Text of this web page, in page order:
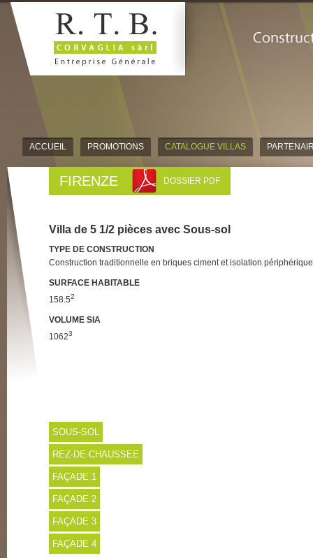
ACCUEIL PROMOTIONS CATALOGUE VILLAS
FIRENZE DOSSIER PDF
Villa de 5 1/2 pièces avec Sous-sol
TYPE DE CONSTRUCTION
Construction traditionnelle en briques ciment et isolation périphérique
SURFACE HABITABLE
158.52
VOLUME SIA
10623
SOUS-SOL
REZ-DE-CHAUSSEE
FAÇADE 1
FAÇADE 2
FAÇADE 3
FAÇADE 4